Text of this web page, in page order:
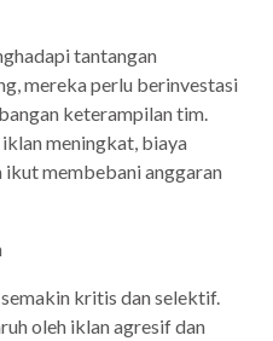
tantangan
mereka perlu berinvestasi
keterampilan tim.
meningkat, biaya
membebani anggaran
kritis dan selektif.
oleh iklan agresif dan